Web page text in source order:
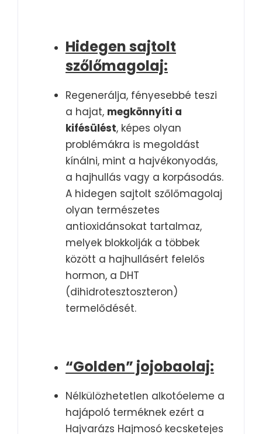
Hidegen sajtolt
szőlőmagolaj:
Regenerálja, fényesebbé teszi
a hajat, megkönnyíti a
kifésülést, képes olyan
problémákra is megoldást
kínálni, mint a hajvékonyodás,
a hajhullás vagy a korpásodás.
A hidegen sajtolt szőlőmagolaj
olyan természetes
antioxidánsokat tartalmaz,
melyek blokkolják a többek
között a hajhullásért felelős
hormon, a DHT
(dihidrotesztoszteron)
termelődését.
“Golden” jojobaolaj:
Nélkülözhetetlen alkotóeleme a
hajápoló terméknek ezért a
Hajvarázs Hajmosó kecsketejes